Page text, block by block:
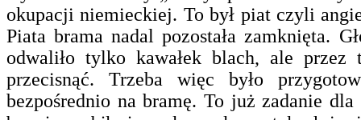
okupacji niemieckiej. To był piat czyli
Piata brama nadal pozostała zamknięta.
odwaliło tylko kawałek blach, ale
przecisnąć. Trzeba więc było
bezpośrednio na bramę. To już zadanie